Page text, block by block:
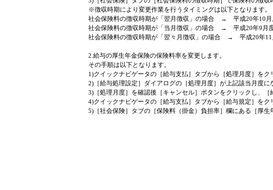
※徴収時期により変更作業を行うタイミングは以下となります。
社会保険料の徴収時期が「翌月徴収」の場合 → 平成20年10月
社会保険料の徴収時期が「当月徴収」の場合 → 平成20年9月
社会保険料の徴収時期が「翌々月徴収」の場合 → 平成20年11
2.給与の厚生年金保険の保険料率を変更します。
その手順は以下となります。
1)クイックナビゲータの［給与支払］タブから［処理月度］をク
2)［給与処理設定］ダイアログの［処理月度］が上記該当月度に
3)［処理月度］を確認後［キャンセル］ボタンをクリックし、［
4)クイックナビゲータの［給与支払］タブから［給与規定］をク
5)［社会保険］タブの［保険料（掛金）負担率］欄にある［厚生